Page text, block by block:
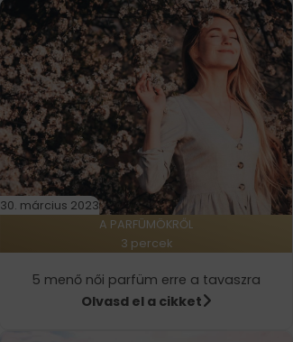
30. március 2023
A PARFÜMÖKRŐL
3 percek
5 menő női parfüm erre a tavaszra
Olvasd el a cikket